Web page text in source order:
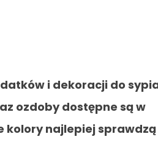
i dekoracji do
ozdoby dostępne są w
kolory najlepiej sprawdzą